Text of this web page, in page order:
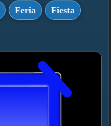
Feria Fiesta